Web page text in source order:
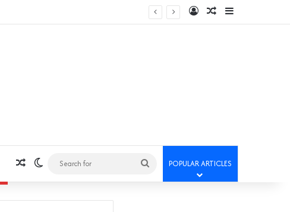
Log InRandom Article
Sidebar
Random Article
Switch skin
Search
for
POPULAR ARTICLES